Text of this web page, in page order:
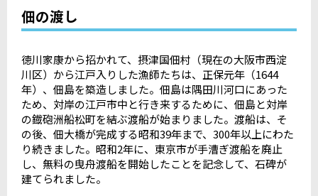
佃の渡し
徳川家康から招かれて、摂津国佃村（現在の大阪市西淀
川区）から江戸入りした漁師たちは、正保元年（1644
年）、佃島を築造しました。佃島は隅田川河口にあった
ため、対岸の江戸市中と行き来するために、佃島と対岸
の鐡砲洲船松町を結ぶ渡船が始まりました。渡船は、そ
の後、佃大橋が完成する昭和39年まで、 300年以上にわた
り続きました。昭和2年に、東京市が手漕ぎ渡船を廃止
し、無料の曳舟渡船を開始したことを記念して、石碑が
建てられました。